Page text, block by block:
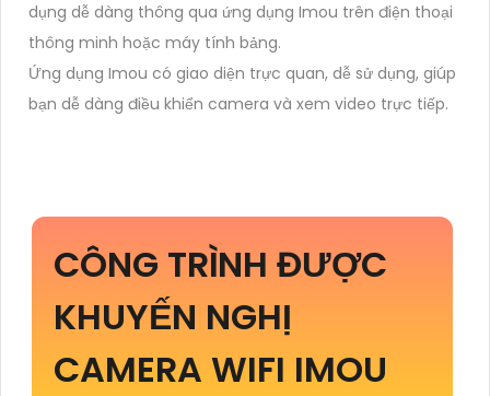
dụng dễ dàng thông qua ứng dụng Imou trên điện thoại
thông minh hoặc máy tính bảng.
Ứng dụng Imou có giao diện trực quan, dễ sử dụng, giúp
bạn dễ dàng điều khiển camera và xem video trực tiếp.
CÔNG TRÌNH ĐƯỢC
KHUYẾN NGHỊ
CAMERA WIFI IMOU